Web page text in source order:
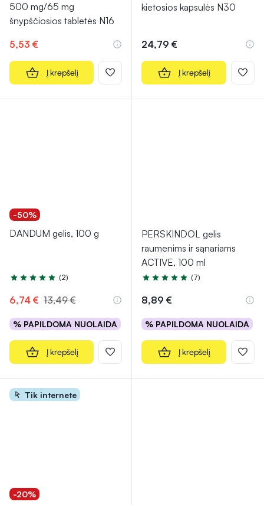
500 mg/65 mg
šnypščiosios tabletės N16
5,53 €
Į krepšelį
kietosios kapsulės N30
24,79 €
Į krepšelį
-50%
DANDUM gelis, 100 g
Įvertinimas 5.0 iš 5
(2)
6,74 € 13,49 €
% PAPILDOMA NUOLAIDA
Į krepšelį
PERSKINDOL gelis
raumenims ir sąnariams
ACTIVE, 100 ml
Įvertinimas 5.0 iš 5
(7)
8,89 €
% PAPILDOMA NUOLAIDA
Į krepšelį
Tik internete
-20%